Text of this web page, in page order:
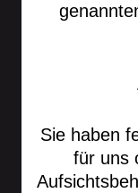
Sie haben
für uns